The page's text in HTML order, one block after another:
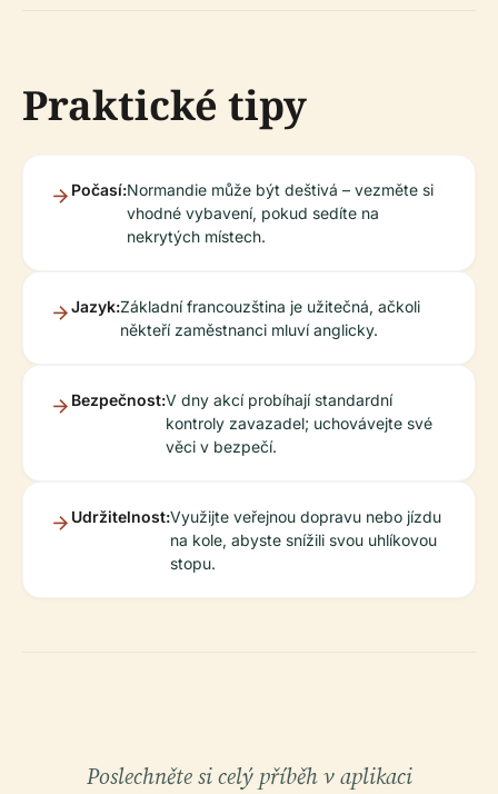
Praktické tipy
Počasí:Normandie může být deštivá – vezměte si
vhodné vybavení, pokud sedíte na
nekrytých místech.
Jazyk:Základní francouzština je užitečná, ačkoli
někteří zaměstnanci mluví anglicky.
Bezpečnost:V dny akcí probíhají standardní
kontroly zavazadel; uchovávejte své
věci v bezpečí.
Udržitelnost:Využijte veřejnou dopravu nebo jízdu
na kole, abyste snížili svou uhlíkovou
stopu.
Poslechněte si celý příběh v aplikaci